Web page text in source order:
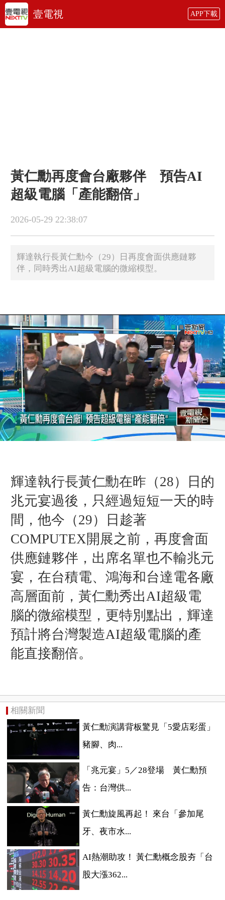
壹電視 APP下載
黃仁勳再度會台廠夥伴 預告AI
超級電腦「產能翻倍」
2026-05-29 22:38:07
輝達執行長黃仁勳今（29）日再度會面供應鏈夥
伴，同時秀出AI超級電腦的微縮模型。
輝達執行長黃仁勳在昨（28）日的
兆元宴過後，只經過短短一天的時
間，他今（29）日趁著
COMPUTEX開展之前，再度會面
供應鏈夥伴，出席名單也不輸兆元
宴，在台積電、鴻海和台達電各廠
高層面前，黃仁勳秀出AI超級電
腦的微縮模型，更特別點出，輝達
預計將台灣製造AI超級電腦的產
能直接翻倍。
相關新聞
黃仁勳演講背板驚見「5愛店彩蛋」
豬腳、肉...
「兆元宴」5／28登場 黃仁勳預
告：台灣供...
黃仁勳旋風再起！ 來台「參加尾
牙、夜市水...
AI熱潮助攻！ 黃仁勳概念股夯「台
股大漲362...